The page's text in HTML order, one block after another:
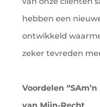
hebben een
ontwikkeld
zeker tevreden
Voordelen